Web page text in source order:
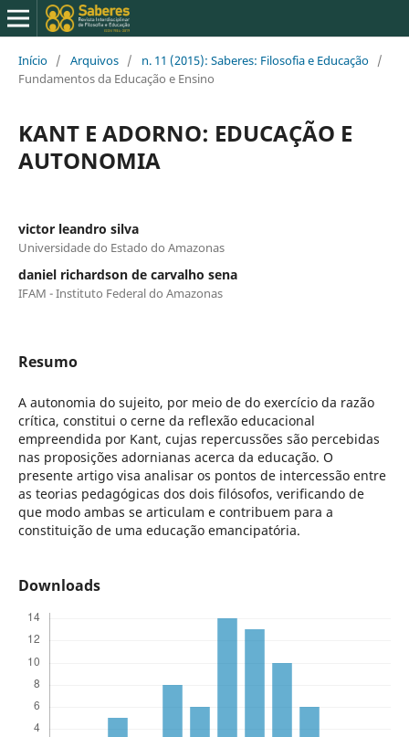
Início / Arquivos / n. 11 (2015): Saberes: Filosofia e Educação /
Fundamentos da Educação e Ensino
KANT E ADORNO: EDUCAÇÃO E
AUTONOMIA
victor leandro silva
Universidade do Estado do Amazonas
daniel richardson de carvalho sena
IFAM - Instituto Federal do Amazonas
Resumo
A autonomia do sujeito, por meio de do exercício da razão
crítica, constitui o cerne da reflexão educacional
empreendida por Kant, cujas repercussões são percebidas
nas proposições adornianas acerca da educação. O
presente artigo visa analisar os pontos de intercessão entre
as teorias pedagógicas dos dois filósofos, verificando de
que modo ambas se articulam e contribuem para a
constituição de uma educação emancipatória.
Downloads